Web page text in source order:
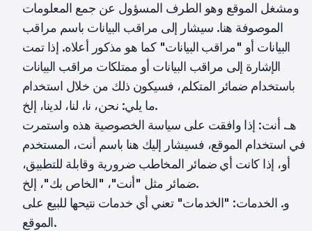
ومشغل الموقع وهو الطرف المسؤول عن جمع المعلومات
الموصوفة هنا. سيشار إلى مراقب البيانات باسم مراقب
البيانات أو "مراقب البيانات" كما هو مذكور أعلاه. إذا تمت
الإشارة إلى مراقب البيانات أو ممتلكات مراقب البيانات
باستخدام ضمائر المتكلم، فسيكون ذلك من خلال استخدام
ما يلي: نحن، نا، لنا، لدينا، إلخ.
هـ. أنت: إذا وافقت على سياسة الخصوصية هذه واستمرت
في استخدام الموقع، فسيشار إليك هنا باسم أنت، المستخدم
أو، إذا كانت أي ضمائر المخاطب ضرورية وقابلة للتطبيق،
ضمائر مثل "أنت"، "الخاص بك"، إلخ.
و. الخدمات: "الخدمات" تعني أي خدمات نتيحها للبيع على
الموقع.